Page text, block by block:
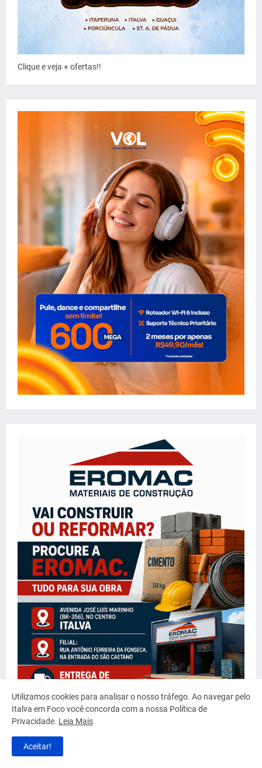
Clique e veja + ofertas!!
Utilizamos cookies para analisar o nosso tráfego. Ao navegar pelo
Italva em Foco você concorda com a nossa Política de
Privacidade. Leia Mais
Aceitar!